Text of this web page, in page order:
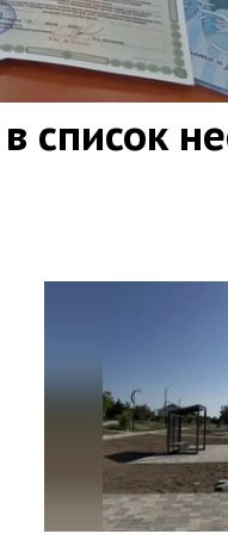
список